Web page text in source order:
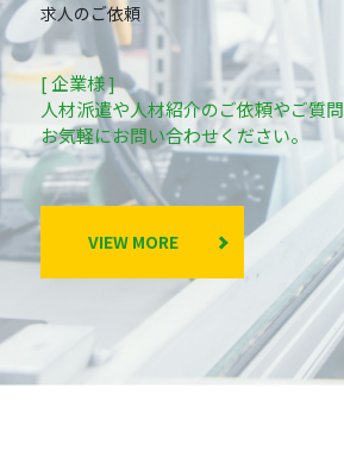
求人のご依頼
[ 企業様 ]
人材派遣や人材紹介のご依頼やご質問
お気軽にお問い合わせください。
VIEW MORE